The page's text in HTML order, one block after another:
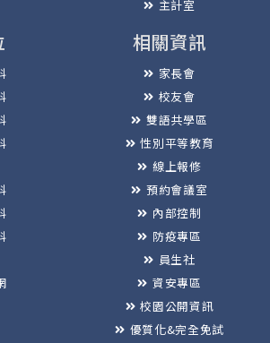
主計室
相關資訊
家長會
校友會
雙語共學區
性別平等教育
線上報修
預約會議室
內部控制
防疫專區
員生社
資安專區
校園公開資訊
優質化&完全免試